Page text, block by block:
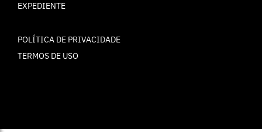
EXPEDIENTE
POLÍTICA DE PRIVACIDADE
TERMOS DE USO